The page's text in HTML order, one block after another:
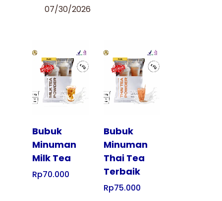
07/30/2026
Tampilkan
Bubuk
Minuman
Milk Tea
Rp70.000
Tampilkan
Bubuk
Minuman
Thai Tea
Terbaik
Rp75.000